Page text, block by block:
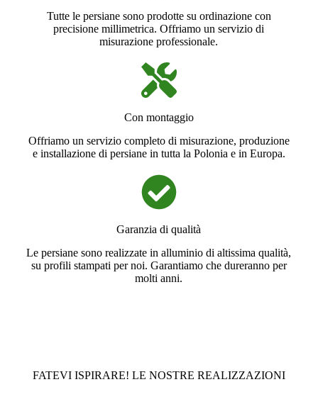
Tutte le persiane sono prodotte su ordinazione con
precisione millimetrica. Offriamo un servizio di
misurazione professionale.
Con montaggio
Offriamo un servizio completo di misurazione, produzione
e installazione di persiane in tutta la Polonia e in Europa.
Garanzia di qualità
Le persiane sono realizzate in alluminio di altissima qualità,
su profili stampati per noi. Garantiamo che dureranno per
molti anni.
FATEVI ISPIRARE! LE NOSTRE REALIZZAZIONI